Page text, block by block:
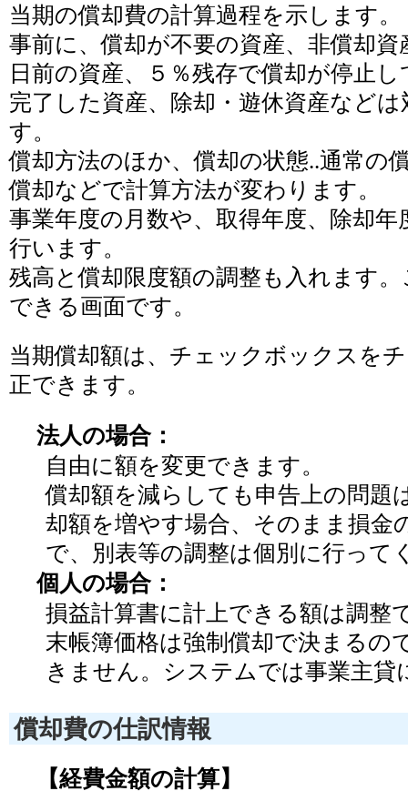
当期の償却費の計算過程を示します。
事前に、償却が不要の資産、非償却資
日前の資産、５％残存で償却が停止
完了した資産、除却・遊休資産など
す。
償却方法のほか、償却の状態..通常の
償却などで計算方法が変わります。
事業年度の月数や、取得年度、除却
行います。
残高と償却限度額の調整も入れます
できる画面です。
当期償却額は、チェックボックスを
正できます。
法人の場合：
自由に額を変更できます。
償却額を減らしても申告上の問題
却額を増やす場合、そのまま損金
で、別表等の調整は個別に行って
個人の場合：
損益計算書に計上できる額は調整
末帳簿価格は強制償却で決まるの
きません。システムでは事業主貸
償却費の仕訳情報
【経費金額の計算】